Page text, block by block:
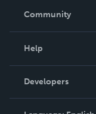
In The News
Community
Podcast
Help
Order Lookup
Knowledge Base
Developers